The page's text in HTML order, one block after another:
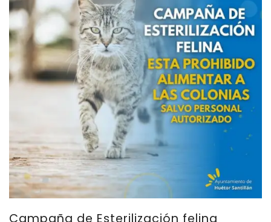
Campaña de Esterilización felina